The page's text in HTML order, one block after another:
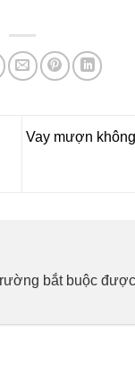
Vay mượn
bắt buộc